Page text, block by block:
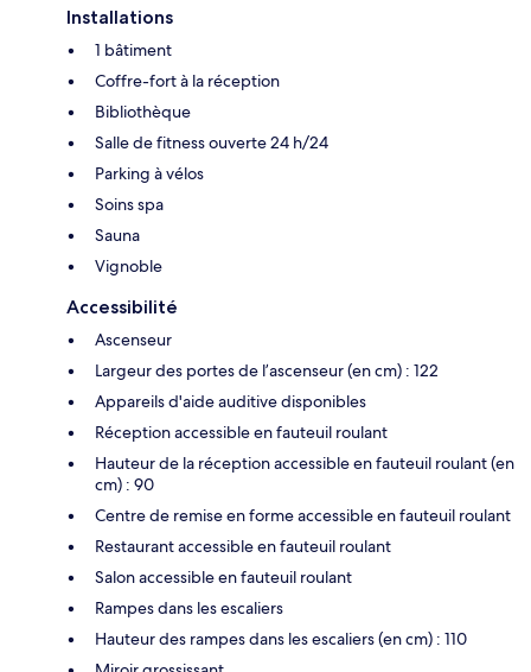
Installations
1 bâtiment
Coffre-fort à la réception
Bibliothèque
Salle de fitness ouverte 24 h/24
Parking à vélos
Soins spa
Sauna
Vignoble
Accessibilité
Ascenseur
Largeur des portes de l’ascenseur (en cm) : 122
Appareils d'aide auditive disponibles
Réception accessible en fauteuil roulant
Hauteur de la réception accessible en fauteuil roulant (en
cm) : 90
Centre de remise en forme accessible en fauteuil roulant
Restaurant accessible en fauteuil roulant
Salon accessible en fauteuil roulant
Rampes dans les escaliers
Hauteur des rampes dans les escaliers (en cm) : 110